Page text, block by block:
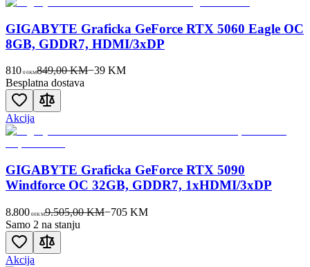
GIGABYTE Graficka GeForce RTX 5060 Eagle OC
8GB, GDDR7, HDMI/3xDP
810 00KM849,00 KM−39 KM
Besplatna dostava
Akcija
GIGABYTE Graficka GeForce RTX 5090
Windforce OC 32GB, GDDR7, 1xHDMI/3xDP
8.800 00KM9.505,00 KM−705KM
Samo 2 na stanju
Akcija